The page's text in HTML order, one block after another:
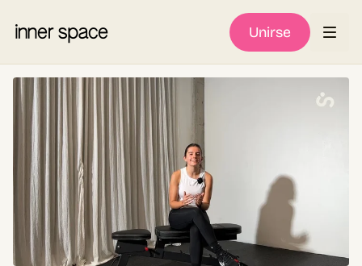
Unirse